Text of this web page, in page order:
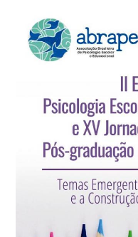
Ministério do Turismo
Ministério do Desenvolvimento
Controladoria-Geral da União
Ministério da Mulher, da Família
Secretaria-Geral
Secretaria de Governo